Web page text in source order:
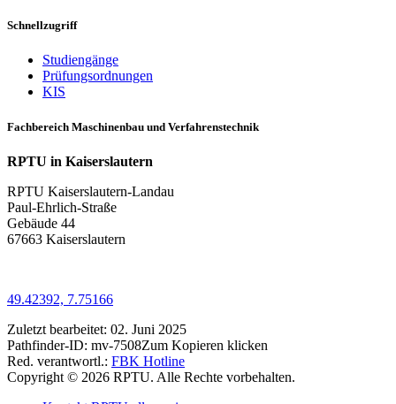
Schnellzugriff
Studiengänge
Prüfungsordnungen
KIS
Fachbereich Maschinenbau und Verfahrenstechnik
RPTU in Kaiserslautern
RPTU Kaiserslautern-Landau
Paul-Ehrlich-Straße
Gebäude 44
67663 Kaiserslautern
49.42392, 7.75166
Zuletzt bearbeitet: 02. Juni 2025
Pathfinder-ID: mv-7508Zum Kopieren klicken
Red. verantwortl.: FBK Hotline
Copyright © 2026 RPTU. Alle Rechte vorbehalten.